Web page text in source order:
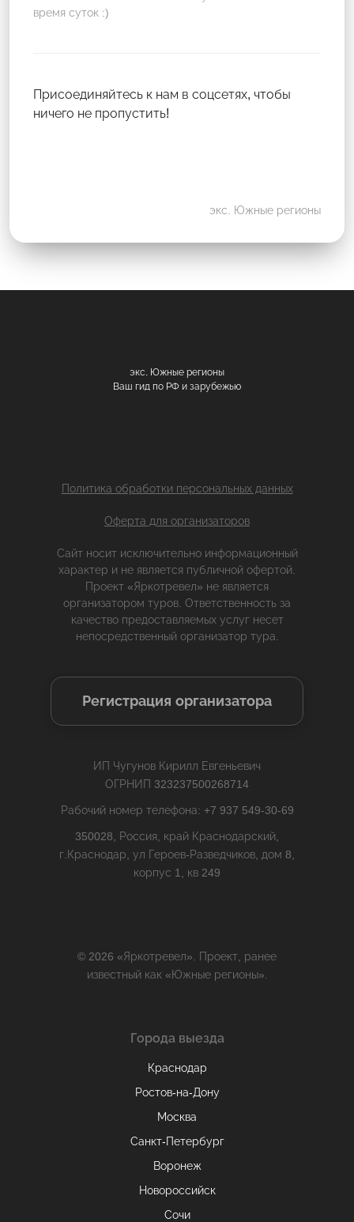
время суток :)
Присоединяйтесь к нам в соцсетях, чтобы
ничего не пропустить!
экс. Южные регионы
экс. Южные регионы
Ваш гид по РФ и зарубежью
Политика обработки персональных данных
Оферта для организаторов
Сайт носит исключительно информационный
характер и не является публичной офертой.
Проект «Яркотревел» не является
организатором туров. Ответственность за
качество предоставляемых услуг несет
непосредственный организатор тура.
Регистрация организатора
ИП Чугунов Кирилл Евгеньевич
ОГРНИП 323237500268714
Рабочий номер телефона: +7 937 549-30-69
350028, Россия, край Краснодарский,
г.Краснодар, ул Героев-Разведчиков, дом 8,
корпус 1, кв 249
© 2026 «Яркотревел». Проект, ранее
известный как «Южные регионы».
Города выезда
Краснодар
Ростов-на-Дону
Москва
Санкт-Петербург
Воронеж
Новороссийск
Сочи